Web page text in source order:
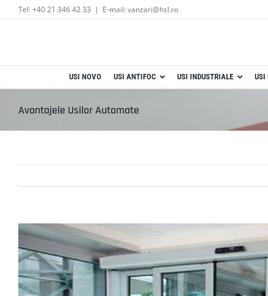
to
Tel: +40 21 346 42 33 | E-mail: vanzari@hsl.ro
USI NOVO USI ANTIFOC USI INDUSTRIALE USI
Avantajele Usilor Automate
View
Larger
Image